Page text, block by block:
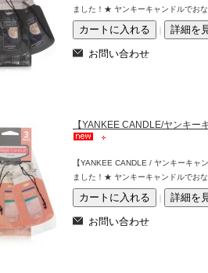
ました！★ ヤンキーキャンドルでお
【YANKEE CANDLE/ヤンキ
【YANKEE CANDLE / ヤンキーキャ
ました！★ ヤンキーキャンドルでお